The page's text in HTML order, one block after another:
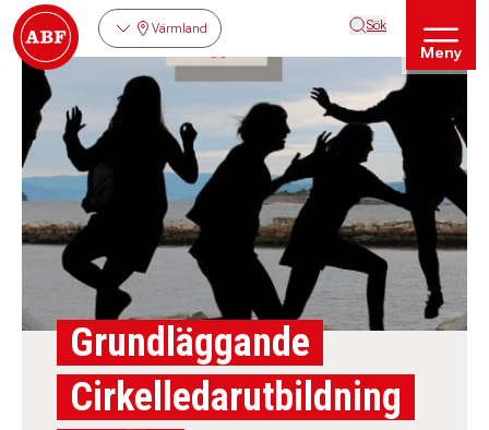
Värmland Sök
Meny
Grundläggande
Cirkelledarutbildning